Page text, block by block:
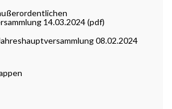
14.03.2024 (pdf)
08.02.2024